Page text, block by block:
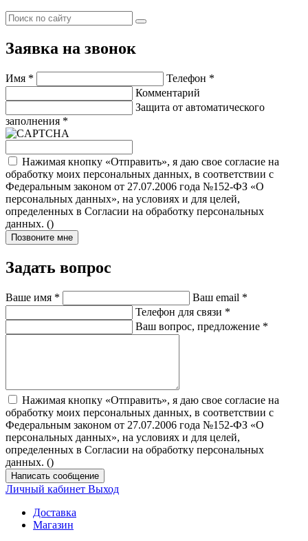
Заявка на звонок
Имя * Телефон *
Комментарий
Защита от автоматического
заполнения *
Нажимая кнопку «Отправить», я даю свое согласие на
обработку моих персональных данных, в соответствии с
Федеральным законом от 27.07.2006 года №152-ФЗ «О
персональных данных», на условиях и для целей,
определенных в Согласии на обработку персональных
данных. ()
Позвоните мне
Задать вопрос
Ваше имя * Ваш email *
Телефон для связи *
Ваш вопрос, предложение *
Нажимая кнопку «Отправить», я даю свое согласие на
обработку моих персональных данных, в соответствии с
Федеральным законом от 27.07.2006 года №152-ФЗ «О
персональных данных», на условиях и для целей,
определенных в Согласии на обработку персональных
данных. ()
Написать сообщение
Личный кабинет Выход
Доставка
Магазин